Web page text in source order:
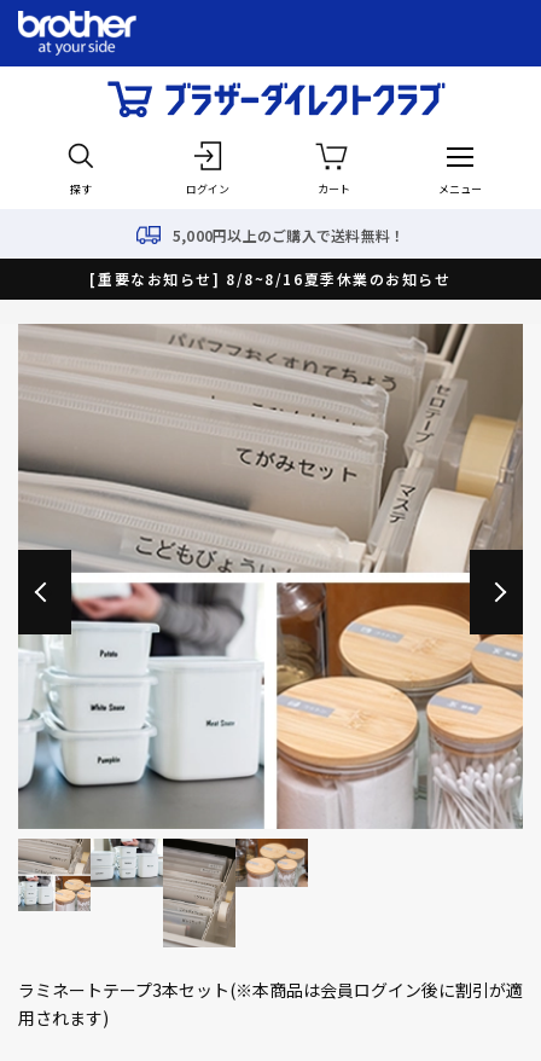
探す ログイン カート メニュー
5,000円以上のご購入で送料無料！
[重要なお知らせ] 8/8~8/16夏季休業のお知らせ
ラミネートテープ3本セット(※本商品は会員ログイン後に割引が適
用されます)